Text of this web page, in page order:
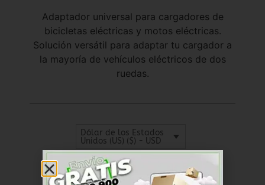
Adaptador universal para cargadores de
bicicletas eléctricas y motos eléctricas.
Solución versátil para adaptar tu cargador a
la mayoría de vehículos eléctricos de dos
ruedas.
Dólar de los Estados
Unidos (US) ($) - USD
SKURKCM012
Categoría Cables y Conectores